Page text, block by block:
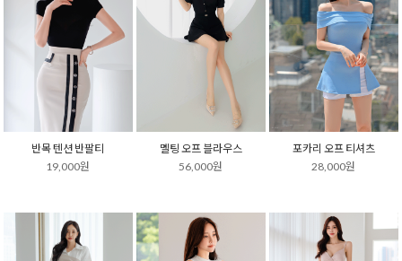
반목 텐션 반팔티
19,000원
멜팅 오프 블라우스
56,000원
포카리 오프 티셔츠
28,000원